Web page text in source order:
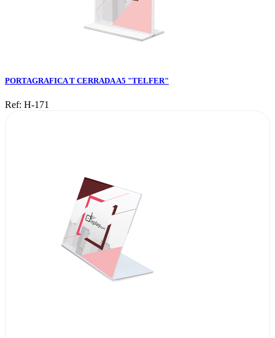
PORTAGRAFICA T CERRADA A5 "TELFER"
Ref: H-171